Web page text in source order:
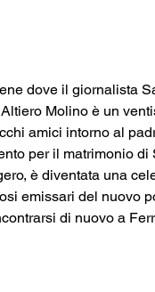
dove il giornalista
Molino è un
amici intorno al
per il matrimonio
è diventata una
emissari del nuovo
di nuovo a